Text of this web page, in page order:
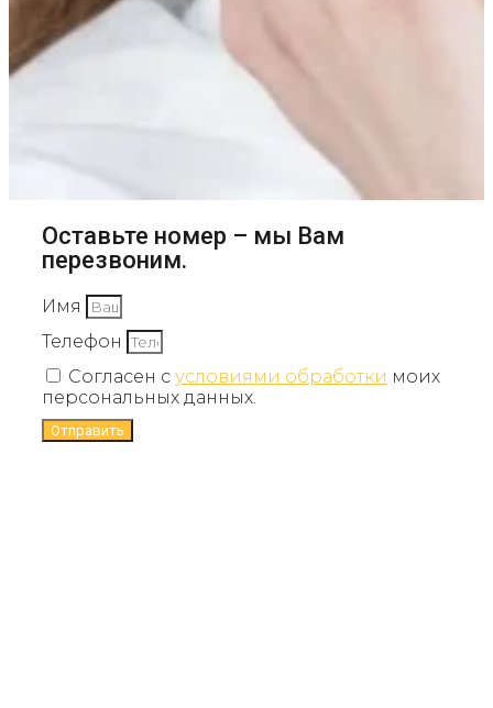
Оставьте номер – мы Вам
перезвоним.
Имя
Телефон
Согласен с условиями обработки моих
персональных данных.
Отправить